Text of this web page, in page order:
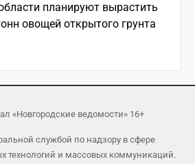
планируют вырастить
овощей открытого грунта
«Новгородские ведомости» 16+
службой по надзору в сфере
технологий и массовых коммуникаций.